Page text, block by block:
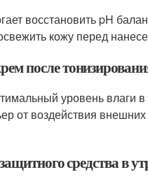
восстановить pH
кожу перед
после
уровень влаги
от воздействия
средства в